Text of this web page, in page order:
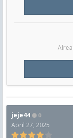
jeje44 0
April 27, 2025